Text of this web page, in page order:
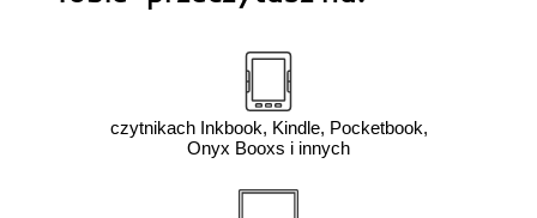
czytnikach Inkbook, Kindle, Pocketbook,
Onyx Booxs i innych